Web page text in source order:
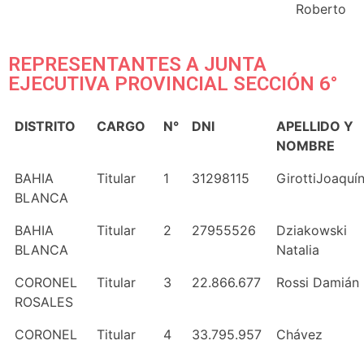
Roberto
REPRESENTANTES A JUNTA
EJECUTIVA PROVINCIAL SECCIÓN 6°
DISTRITO CARGO N° DNI
APELLIDO Y
NOMBRE
BAHIA
BLANCA
Titular 1 31298115 GirottiJoaquín
BAHIA
BLANCA
Titular 2 27955526
Dziakowski
Natalia
CORONEL
ROSALES
Titular 3 22.866.677 Rossi Damián
CORONEL
Titular 4 33.795.957
Chávez